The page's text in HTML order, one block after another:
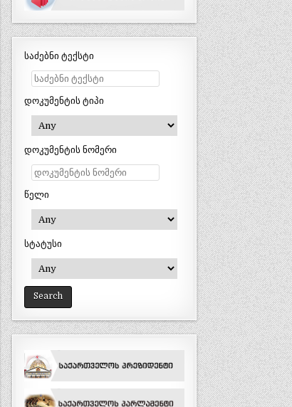
საძებნი ტექსტი
დოკუმენტის ტიპი
დოკუმენტის ნომერი
წელი
სტატუსი